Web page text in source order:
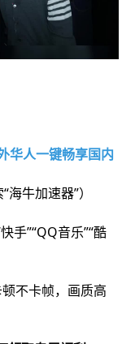
华人一键畅享国内
牛加速器”）
手”“QQ音乐”“酷
不卡帧，画质高